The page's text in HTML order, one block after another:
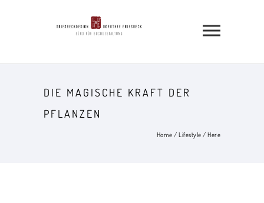
DIE MAGISCHE KRAFT DER
PFLANZEN
Home / Lifestyle / Here